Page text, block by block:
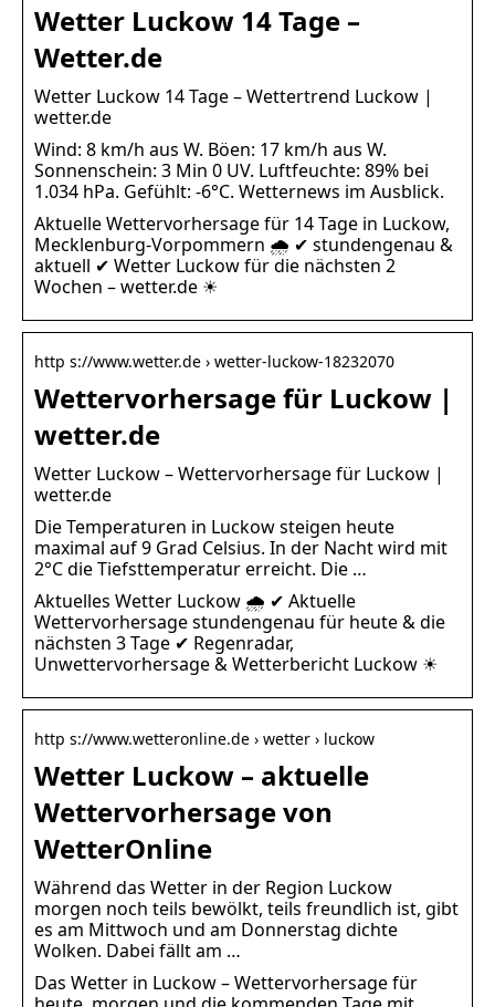
Wetter Luckow 14 Tage –
Wetter.de
Wetter Luckow 14 Tage – Wettertrend Luckow |
wetter.de
Wind: 8 km/h aus W. Böen: 17 km/h aus W.
Sonnenschein: 3 Min 0 UV. Luftfeuchte: 89% bei
1.034 hPa. Gefühlt: -6°C. Wetternews im Ausblick.
Aktuelle Wettervorhersage für 14 Tage in Luckow,
Mecklenburg-Vorpommern 🌧️ ✔ stundengenau &
aktuell ✔ Wetter Luckow für die nächsten 2
Wochen – wetter.de ☀
http s://www.wetter.de › wetter-luckow-18232070
Wettervorhersage für Luckow |
wetter.de
Wetter Luckow – Wettervorhersage für Luckow |
wetter.de
Die Temperaturen in Luckow steigen heute
maximal auf 9 Grad Celsius. In der Nacht wird mit
2°C die Tiefsttemperatur erreicht. Die …
Aktuelles Wetter Luckow 🌧️ ✔ Aktuelle
Wettervorhersage stundengenau für heute & die
nächsten 3 Tage ✔ Regenradar,
Unwettervorhersage & Wetterbericht Luckow ☀
http s://www.wetteronline.de › wetter › luckow
Wetter Luckow – aktuelle
Wettervorhersage von
WetterOnline
Während das Wetter in der Region Luckow
morgen noch teils bewölkt, teils freundlich ist, gibt
es am Mittwoch und am Donnerstag dichte
Wolken. Dabei fällt am …
Das Wetter in Luckow – Wettervorhersage für